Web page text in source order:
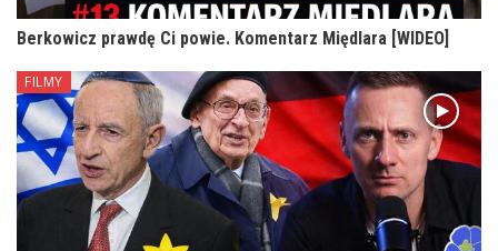
Berkowicz prawdę Ci powie. Komentarz Międlara [WIDEO]
FILMY